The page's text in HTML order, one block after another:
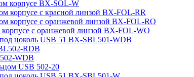
корпусе BX-SOL-W
корпусе с красной линзой BX-FOL-RR
корпусе с оранжевой линзой BX-FOL-RO
с оранжевой линзой BX-FOL-WO
цоколь USB 51 BX-SBL501-WDB
RDB
WDB
USB 502-20